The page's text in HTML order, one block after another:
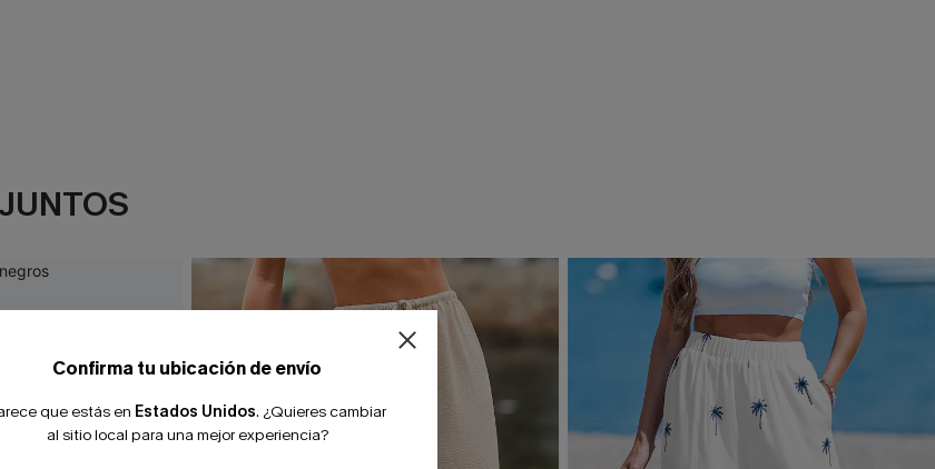
Confirma tu ubicación de envío
que estás en Estados Unidos. ¿Quieres cambiar
al sitio local para una mejor experiencia?
-10% extra sin compra mínima